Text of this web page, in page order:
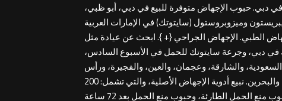
دبي. حبوب الإجهاض متوفرة للبيع في دبي، أبو ظبي،
وميزوبروستول (سايتوتك) في الإمارات العربية
الطبي. الإجهاض الجراحي {+ }. ابحث عن عيادة مثل
في دبي، وجرعة سايتوتك للحمل في الأسبوع السادس،
والشارقة، وعجمان، والعين، والفجيرة، ورأس
الخيمة، وأم القيوين، والإمارات العربية المتحدة. يتوفر سايتوتك أيضًا في سلطنة عمان، وقطر، والدوحة، والمملكة العربية السعودية، والبحرين. نبيع أدوية الإجهاض الأصلية، والتي تشمل: 200
ملغ (ميزوبروستول)، وميفيبريستون، ومجموعة ميفيجست، وميزو كلير، وحبوب منع الحمل الطارئة، وحبوب منع الحمل بعد الجماع، وحبوب منع الحمل الطارئة، وحبوب منع الحمل بعد 72 ساعة